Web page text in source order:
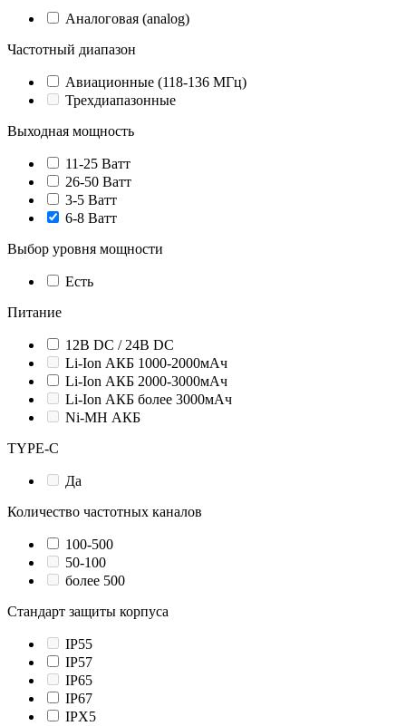
Аналоговая (analog)
Частотный диапазон
Авиационные (118-136 МГц)
Трехдиапазонные
Выходная мощность
11-25 Ватт
26-50 Ватт
3-5 Ватт
6-8 Ватт
Выбор уровня мощности
Есть
Питание
12В DC / 24В DC
Li-Ion АКБ 1000-2000мАч
Li-Ion АКБ 2000-3000мАч
Li-Ion АКБ более 3000мАч
Ni-MH АКБ
TYPE-C
Да
Количество частотных каналов
100-500
50-100
более 500
Стандарт защиты корпуса
IP55
IP57
IP65
IP67
IPX5